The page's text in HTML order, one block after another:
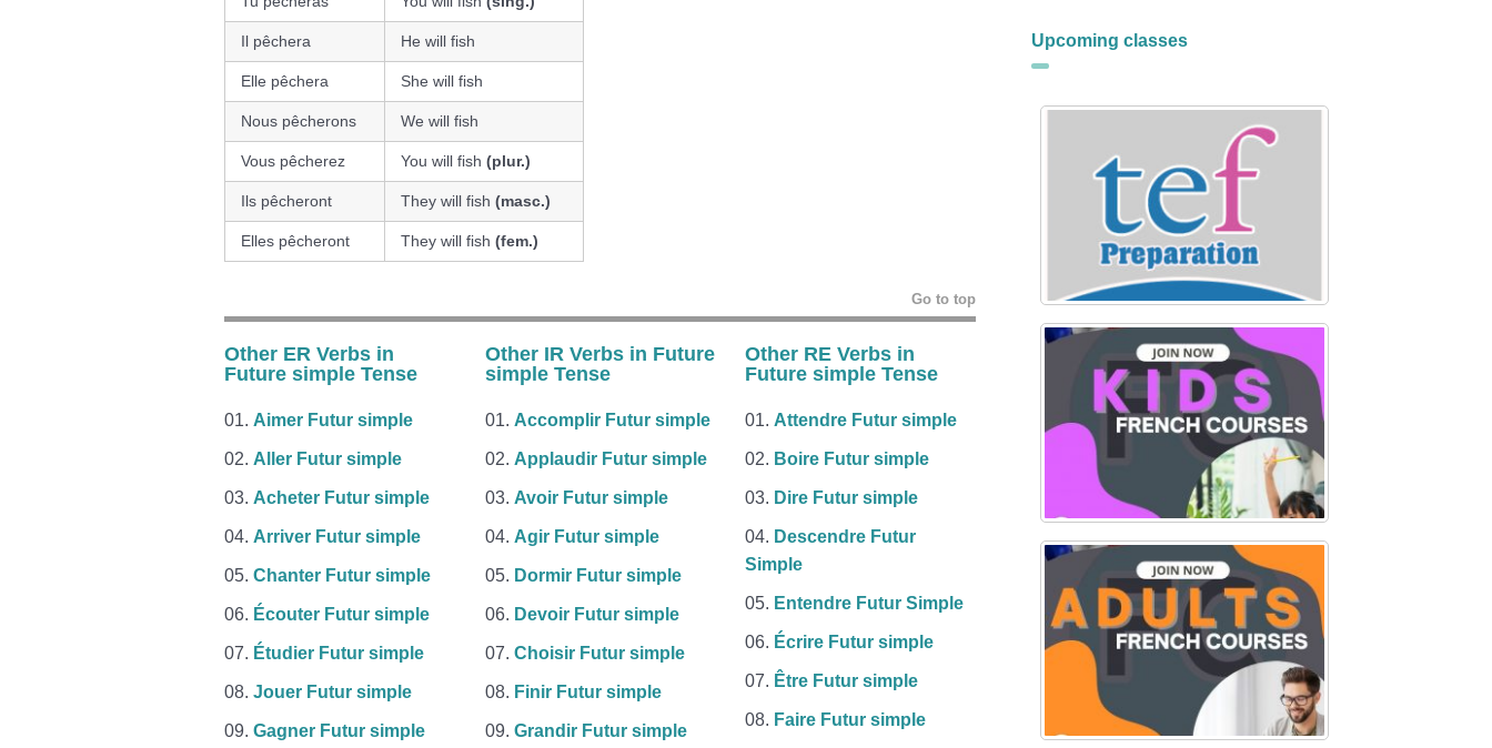
Il pêchera He will fish
Elle pêchera She will fish
Nous pêcherons We will fish
Vous pêcherez You will fish (plur.)
Ils pêcheront They will fish (masc.)
Elles pêcheront They will fish (fem.)
Go to top
Other ER Verbs in
Future simple Tense
Aimer Futur simple
Aller Futur simple
Acheter Futur simple
Arriver Futur simple
Chanter Futur simple
Écouter Futur simple
Étudier Futur simple
Jouer Futur simple
Gagner Futur simple
Other IR Verbs in Future
simple Tense
Accomplir Futur simple
Applaudir Futur simple
Avoir Futur simple
Agir Futur simple
Dormir Futur simple
Devoir Futur simple
Choisir Futur simple
Finir Futur simple
Grandir Futur simple
Other RE Verbs in
Future simple Tense
Attendre Futur simple
Boire Futur simple
Dire Futur simple
Descendre Futur
Simple
Entendre Futur Simple
Écrire Futur simple
Être Futur simple
Faire Futur simple
Upcoming classes